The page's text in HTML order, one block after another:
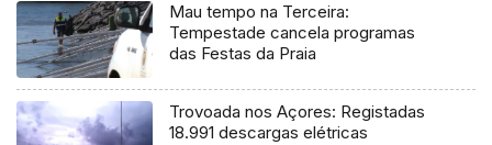
Mau tempo na Terceira:
Tempestade cancela programas
das Festas da Praia
Trovoada nos Açores: Registadas
18.991 descargas elétricas